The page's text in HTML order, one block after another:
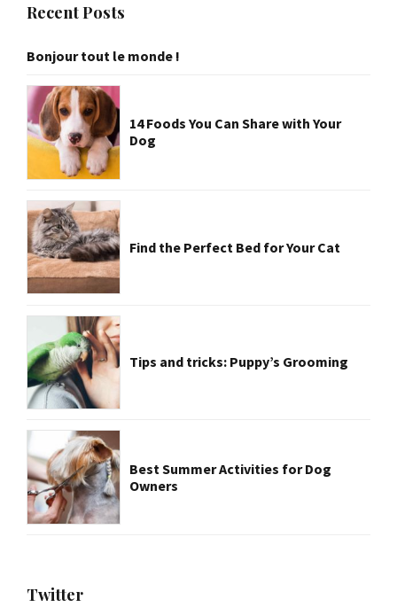
Recent Posts
Bonjour tout le monde !
14 Foods You Can Share with Your
Dog
Find the Perfect Bed for Your Cat
Tips and tricks: Puppy’s Grooming
Best Summer Activities for Dog
Owners
Twitter